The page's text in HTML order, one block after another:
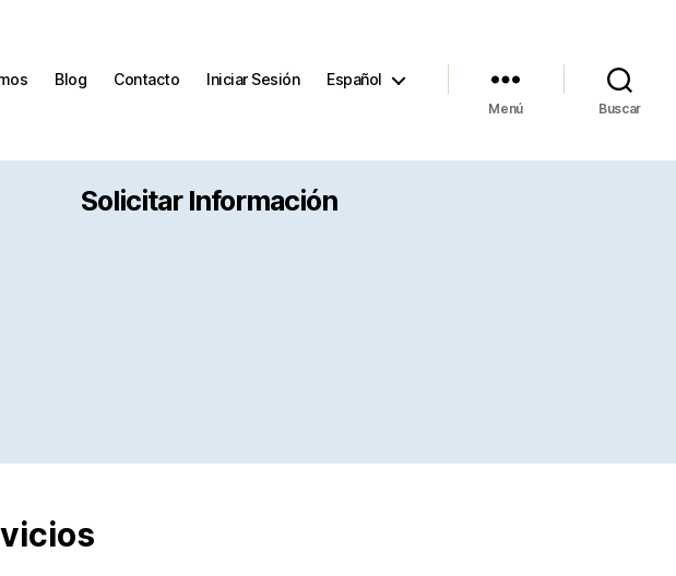
Blog Contacto Iniciar Sesión Español
Menú Buscar
Solicitar Información